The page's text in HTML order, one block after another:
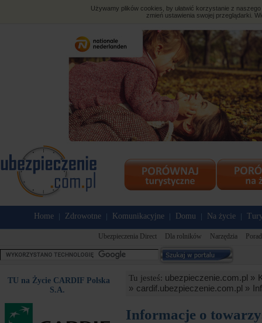
Używamy plików cookies, by ułatwić korzystanie z
zmień ustawienia swojej przeglądarki.
Home Zdrowotne Komunikacyjne Domu Na życie
Ubezpieczenia Direct Dla rolników Narzędzia
TU na Życie CARDIF Polska
S.A.
Tu jesteś: ubezpieczenie.com.pl »
» cardif.ubezpieczenie.com.pl »
Informacje o